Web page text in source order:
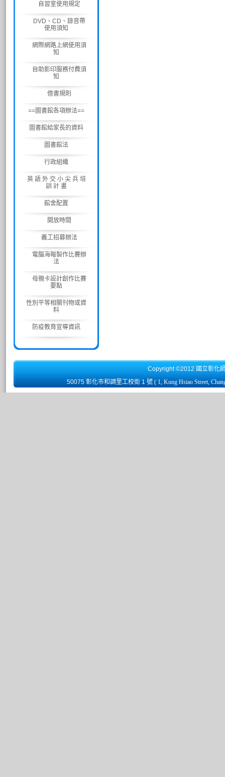
自習室使用規定
DVD、CD、錄音帶
使用須知
網際網路上網使用須
知
自助影印服務付費須
知
借書規則
==圖書館各項辦法==
圖書館給家長的資料
圖書館法
行政組織
英 語 外 交 小 尖 兵 培
訓 計 畫
館舍配置
開放時間
義工招募辦法
電腦海報製作比賽辦
法
母親卡設計創作比賽
要點
性別平等相關刊物或資
料
防疫教育宣導資訊
Copyright ©2012 國立彰化
50075 彰化市和調里工校街 1 號 ( 1, Kung Hsiao Street,